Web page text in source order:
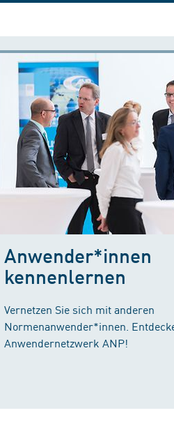
Anwender*innen
kennenlernen
Vernetzen Sie sich mit anderen
Normenanwender*innen.
Anwendernetzwerk ANP!